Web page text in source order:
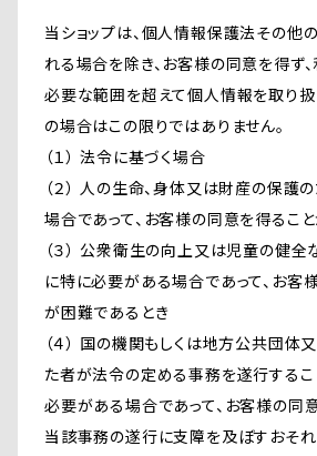
当ショップは、個人情報保護法その他
れる場合を除き、お客様の同意を得ず
必要な範囲を超えて個人情報を取り扱
の場合はこの限りではありません。
（１） 法令に基づく場合
（２） 人の生命、身体又は財産の保護
場合であって、お客様の同意を得るこ
（３） 公衆衛生の向上又は児童の健
に特に必要がある場合であって、お客
が困難であるとき
（４） 国の機関もしくは地方公共団体
た者が法令の定める事務を遂行するこ
必要がある場合であって、お客様の同
当該事務の遂行に支障を及ぼすおそ